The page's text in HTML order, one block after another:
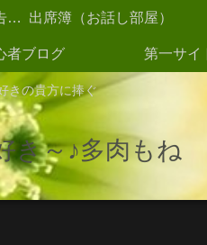
きの貴方に捧ぐ
き～♪多肉もね
サボタニオフ（御報告2021～） 出席簿（お話し部屋）
者ブログ 第一サイ